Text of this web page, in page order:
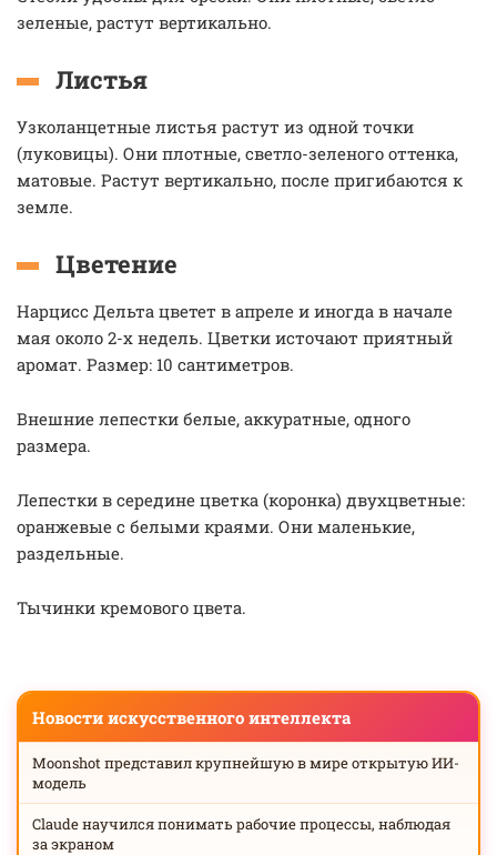
зеленые, растут вертикально.
Листья
Узколанцетные листья растут из одной точки
(луковицы). Они плотные, светло-зеленого оттенка,
матовые. Растут вертикально, после пригибаются к
земле.
Цветение
Нарцисс Дельта цветет в апреле и иногда в начале
мая около 2-х недель. Цветки источают приятный
аромат. Размер: 10 сантиметров.
Внешние лепестки белые, аккуратные, одного
размера.
Лепестки в середине цветка (коронка) двухцветные:
оранжевые с белыми краями. Они маленькие,
раздельные.
Тычинки кремового цвета.
Новости искусственного интеллекта
Moonshot представил крупнейшую в мире открытую ИИ-
модель
Claude научился понимать рабочие процессы, наблюдая
за экраном